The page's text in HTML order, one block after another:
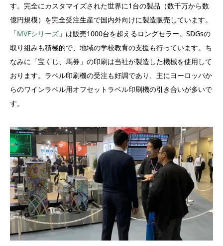
す。完全にカスタマイズされた世界に1台の製品（数千万から数
億円規模）を完全受注生産で国内外向けに製造販売しています。
「MVFシリーズ 」は販売1000台を超えるロングセラー。SDGsの
取り組みも積極的で、地域の学校教育の支援も行っています。ち
なみに「宝くじ、馬券」の印刷は当社が製造した機械を使用して
おります。ラベル印刷機の受注も好調であり、主にヨーロッパか
らのワインラベル用オフセットラベル印刷機の引き合いが多いで
す。